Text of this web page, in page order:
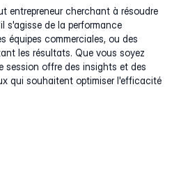
entrepreneur cherchant à résoudre
s'agisse de la performance
équipes commerciales, ou des
les résultats. Que vous soyez
session offre des insights et des
qui souhaitent optimiser l'efficacité